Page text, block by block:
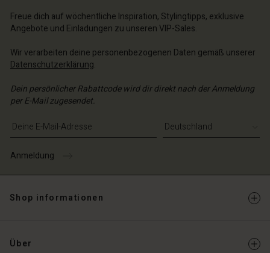
Freue dich auf wöchentliche Inspiration, Stylingtipps, exklusive
Angebote und Einladungen zu unseren VIP-Sales.
Wir verarbeiten deine personenbezogenen Daten gemäß unserer
Datenschutzerklärung.
Dein persönlicher Rabattcode wird dir direkt nach der Anmeldung
per E-Mail zugesendet.
E-Mail-Adresse eingeben
Anmeldung
Shop informationen
Über